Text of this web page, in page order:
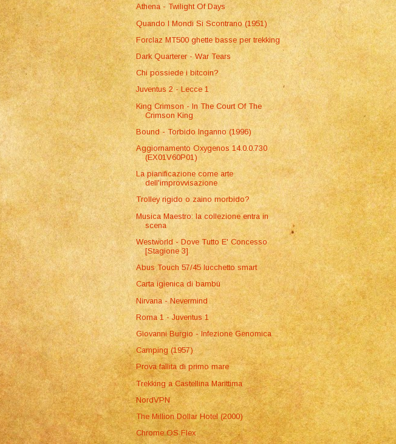
Athena - Twilight Of Days
Quando I Mondi Si Scontrano (1951)
Forclaz MT500 ghette basse per trekking
Dark Quarterer - War Tears
Chi possiede i bitcoin?
Juventus 2 - Lecce 1
King Crimson - In The Court Of The
Crimson King
Bound - Torbido Inganno (1996)
Aggiornamento Oxygenos 14.0.0.730
(EX01V60P01)
La pianificazione come arte
dell'improvvisazione
Trolley rigido o zaino morbido?
Musica Maestro: la collezione entra in
scena
Westworld - Dove Tutto E' Concesso
[Stagione 3]
Abus Touch 57/45 lucchetto smart
Carta igienica di bambù
Nirvana - Nevermind
Roma 1 - Juventus 1
Giovanni Burgio - Infezione Genomica
Camping (1957)
Prova fallita di primo mare
Trekking a Castellina Marittima
NordVPN
The Million Dollar Hotel (2000)
Chrome OS Flex